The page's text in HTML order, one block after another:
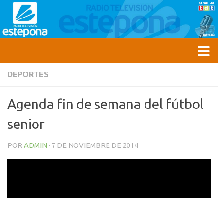
DEPORTES
Agenda fin de semana del fútbol
senior
POR ADMIN · 7 DE NOVIEMBRE DE 2014